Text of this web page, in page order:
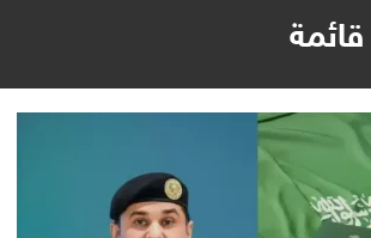
قائمة